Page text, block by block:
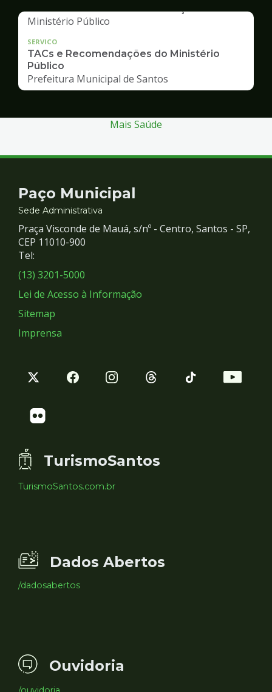
SERVICO
TACs e Recomendações do Ministério
Público
Prefeitura Municipal de Santos
Mais Saúde
Contato
e
Redes
Sociais
Paço Municipal
Sede Administrativa
Praça Visconde de Mauá, s/nº - Centro, Santos - SP,
CEP 11010-900
Tel:
(13) 3201-5000
Lei de Acesso à Informação
Sitemap
Imprensa
TurismoSantos
TurismoSantos.com.br
Dados Abertos
/dadosabertos
Ouvidoria